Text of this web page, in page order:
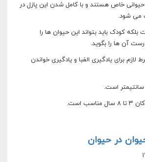
خاص هستند و با کامل شدن این پازل در
می شود.
بلکه کودک باید بتواند این حیوان ها را
آن ها را بگوید.
برای یادگیری الفبا و یادگیری خواندن
است.
در حیوان